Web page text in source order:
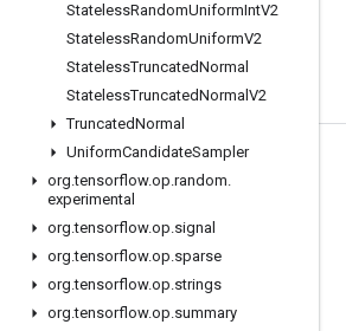
StatelessRandomUniformIntV2
StatelessRandomUniformV2
StatelessTruncatedNormal
StatelessTruncatedNormal V2
TruncatedNormal
UniformCandidateSampler
org.tensorflow.op.random.
experimental
org.tensorflow.op.signal
org.tensorflow.op.sparse
org.tensorflow.op.strings
org.tensorflow.op.summary
ब्लॉग
GitHub
Twitter